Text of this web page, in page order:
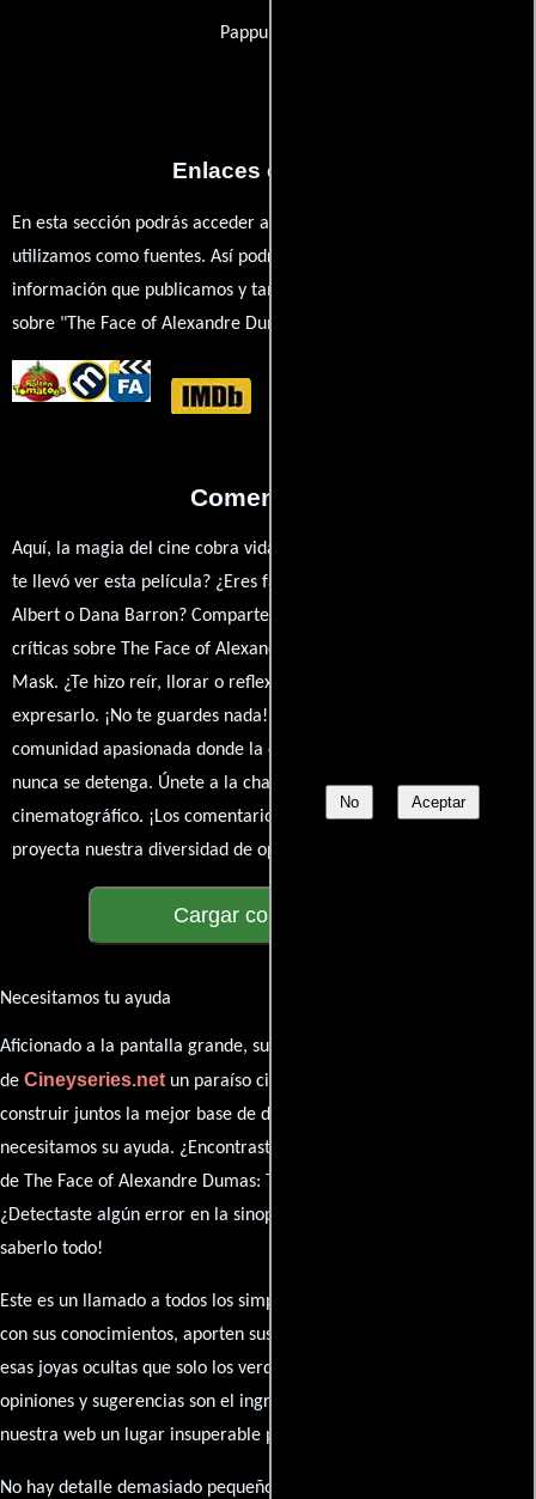
No Aceptar
Pappu & Co.
Enlaces externos
En esta sección podrás acceder a los recursos externos que
utilizamos como fuentes. Así podrás chequear toda la
información que publicamos y también ampliar tu conocimiento
sobre "The Face of Alexandre Dumas: The Man in the Iron Mask".
Comentarios
Aquí, la magia del cine cobra vida a través de tus opiniones. ¿Qué
te llevó ver esta película? ¿Eres fan de William Richert, Edward
Albert o Dana Barron? Comparte tus pensamientos, emociones y
críticas sobre The Face of Alexandre Dumas: The Man in the Iron
Mask. ¿Te hizo reír, llorar o reflexionar? Este es el lugar para
expresarlo. ¡No te guardes nada! Queremos construir una
comunidad apasionada donde la conversación sobre cine y series
nunca se detenga. Únete a la charla y déjanos conocer tu mundo
cinematográfico. ¡Los comentarios son la pantalla donde se
proyecta nuestra diversidad de opiniones!
Cargar comentarios
Necesitamos tu ayuda
Aficionado a la pantalla grande, su participación es clave para hacer
de Cineyseries.netun paraíso cinéfilo completo. Queremos
construir juntos la mejor base de datos cinematográfica, pero
necesitamos su ayuda. ¿Encontraste algún dato faltante en la ficha
de The Face of Alexandre Dumas: The Man in the Iron Mask?
¿Detectaste algún error en la sinopsis o el elenco? ¡Queremos
saberlo todo!
Este es un llamado a todos los simpatizantes del cine: contribuyan
con sus conocimientos, aporten sus descubrimientos y compartan
esas joyas ocultas que solo los verdaderos fanáticos conocen. Sus
opiniones y sugerencias son el ingrediente secreto que hará de
nuestra web un lugar insuperable para los amantes del celuloide.
No hay detalle demasiado pequeño ni opinión insignificante. ¿Algún